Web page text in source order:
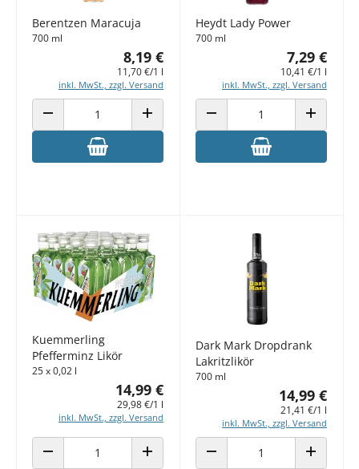
Berentzen Maracuja
700 ml
8,19 €
11,70 €/1 l
inkl. MwSt., zzgl. Versand
ANZAHL VERRINGERN ANZAHL ERHÖHEN
Heydt Lady Power
700 ml
7,29 €
10,41 €/1 l
inkl. MwSt., zzgl. Versand
ANZAHL VERRINGERN ANZAHL
Kuemmerling
Pfefferminz Likör
25 x 0,02 l
14,99 €
29,98 €/1 l
inkl. MwSt., zzgl. Versand
ANZAHL VERRINGERN ANZAHL ERHÖHEN
Dark Mark Dropdrank
Lakritzlikör
700 ml
14,99 €
21,41 €/1 l
inkl. MwSt., zzgl. Versand
ANZAHL VERRINGERN ANZAHL